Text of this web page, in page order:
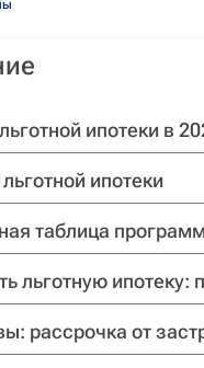
ипотеки в
ипотеки
таблица программ
льготную ипотеку:
рассрочка от